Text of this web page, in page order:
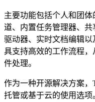
主要功能包括个人和团
道、内置任务管理器、
驱动器、实时文档编辑
具支持高效的工作流程
件处理。
作为一种开源解决方案，
托管或基于云的使用选项